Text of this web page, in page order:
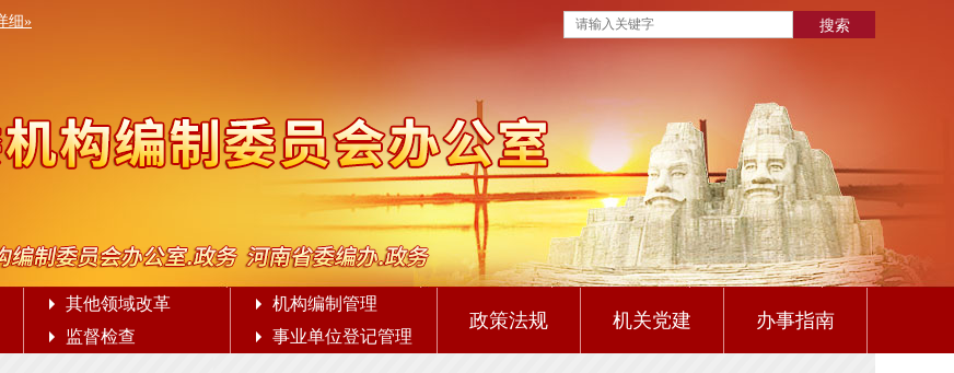
搜索
其他领域改革
监督检查
机构编制管理
事业单位登记管理
政策法规 机关党建 办事指南